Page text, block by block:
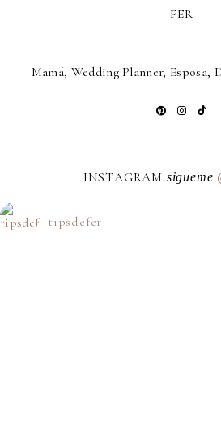
FER
Mamá, Wedding Planner, Esposa,
INSTAGRAM sigueme
tipsdefer